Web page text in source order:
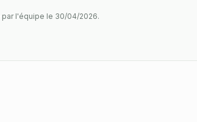
l'équipe le 30/04/2026.